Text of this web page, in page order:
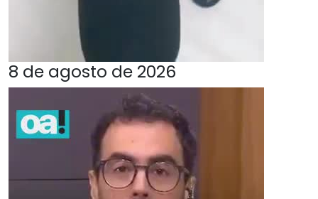
8 de agosto de 2026